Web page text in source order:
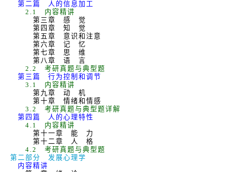
第二篇 人的信息加工
2.1
内容精讲
第三章 感 觉
第四章 知 觉
第五章 意识和注意
第六章 记 忆
第七章 思 维
第八章 语 言
2.2
考研真题与典型题
第三篇 行为控制和调节
3.1
内容精讲
第九章 动 机
第十章 情绪和情感
3.2
考研真题与典型题详解
第四篇 人的心理特性
4.1
内容精讲
第十一章 能 力
第十二章 人 格
4.2
考研真题与典型题
第二部分 发展心理学
内容精讲